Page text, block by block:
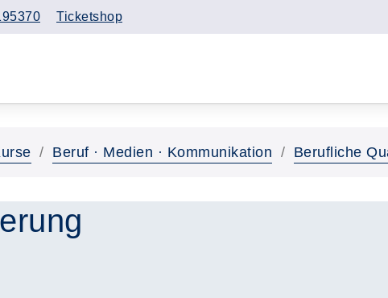
Ticketshop
Beruf · Medien · Kommunikation Berufliche